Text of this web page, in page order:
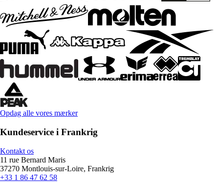
Opdag alle vores mærker
Kundeservice i Frankrig
Kontakt os
11 rue Bernard Maris
37270 Montlouis-sur-Loire, Frankrig
+33 1 86 47 62 58